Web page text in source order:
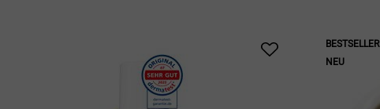
BESTSELLER
NEU